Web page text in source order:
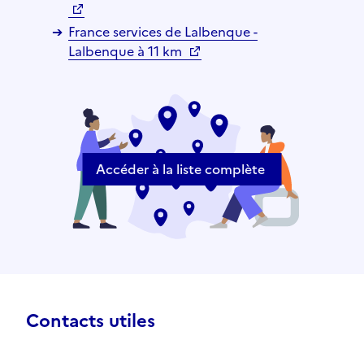
France services de Lalbenque -
Lalbenque à 11 km
Accéder à la liste complète
Contacts utiles